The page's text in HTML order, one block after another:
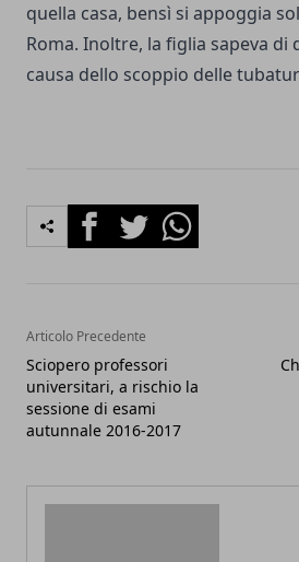
quella casa, bensì si appoggia
Roma. Inoltre, la figlia sapeva di
causa dello scoppio delle
FacebookTwitterWhatsapp
Articolo Precedente
Sciopero professori
universitari, a rischio la
sessione di esami
autunnale 2016-2017